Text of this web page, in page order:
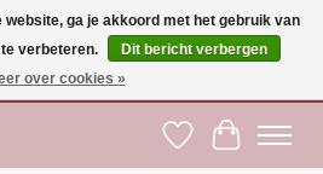
BE - vanaf €100 naar EU | Voor 17:00 besteld is
+32 (0)51 21 27 00 |
Verlanglijst
website, ga je akkoord met het gebruik van
verbeteren.
Dit bericht verbergen
over cookies »